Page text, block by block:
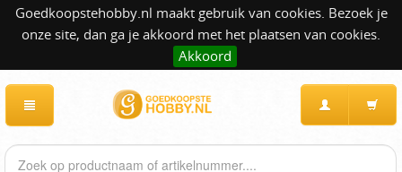
Goedkoopstehobby.nl maakt gebruik van cookies. Bezoek je
onze site, dan ga je akkoord met het plaatsen van cookies.
Akkoord